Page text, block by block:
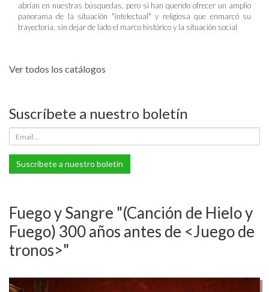
abrían en nuestras búsquedas, pero sí han querido ofrecer un amplio
panorama de la situación "intelectual" y religiosa que enmarcó su
trayectoria, sin dejar de lado el marco histórico y la situación social
Ver todos los catálogos
Suscríbete a nuestro boletín
Suscríbete a nuestro boletín
Fuego y Sangre "(Canción de Hielo y
Fuego) 300 años antes de <Juego de
tronos>"